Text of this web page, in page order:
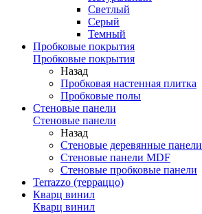
Светлый
Серый
Темный
Пробковые покрытия
Пробковые покрытия
Назад
Пробковая настенная плитка
Пробковые полы
Стеновые панели
Стеновые панели
Назад
Стеновые деревянные панели
Стеновые панели MDF
Стеновые пробковые панели
Terrazzo (терраццо)
Кварц винил
Кварц винил